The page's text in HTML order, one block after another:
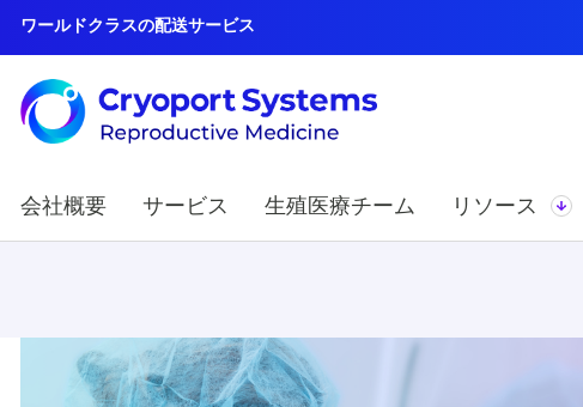
ワールドクラスの配送サービス
会社概要 サービス 生殖医療チーム リソース